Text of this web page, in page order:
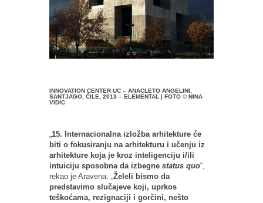
INNOVATION CENTER UC – ANACLETO ANGELINI,
SANTJAGO, ČILE, 2013 – ELEMENTAL | FOTO © NINA
VIDIC
„15. Internacionalna izložba arhitekture će
biti o fokusiranju na arhitekturu i učenju iz
arhitekture koja je kroz inteligenciju i/ili
intuiciju sposobna da izbegne status quo“,
rekao je Aravena. „Želeli bismo da
predstavimo slučajeve koji, uprkos
teškoćama, rezignaciji i gorčini, nešto